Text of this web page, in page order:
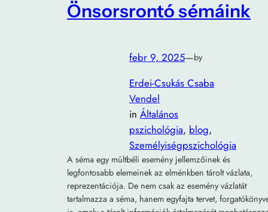
Önsorsrontó sémáink
febr 9, 2025—by
Erdei-Csukás Csaba
Vendel
in Általános
pszichológia, blog
Személyiségpszichológia
A séma egy múltbéli esemény jellemzőinek és
legfontosabb elemeinek az elménkben tárolt vázlata,
reprezentációja. De nem csak az esemény vázlatát
tartalmazza a séma, hanem egyfajta tervet,